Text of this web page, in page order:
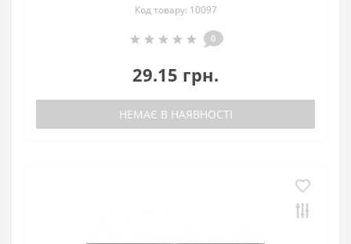
Код товару: 10097
0
29.15 грн.
НЕМАЄ В НАЯВНОСТІ